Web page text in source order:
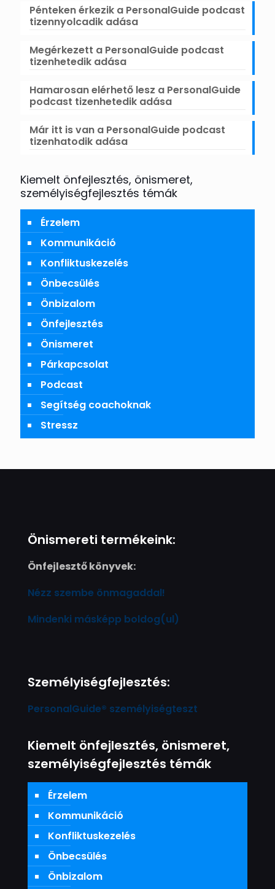
Pénteken érkezik a PersonalGuide podcast
tizennyolcadik adása
Megérkezett a PersonalGuide podcast
tizenhetedik adása
Hamarosan elérhető lesz a PersonalGuide
podcast tizenhetedik adása
Már itt is van a PersonalGuide podcast
tizenhatodik adása
Kiemelt önfejlesztés, önismeret,
személyiségfejlesztés témák
Érzelem
Kommunikáció
Konfliktuskezelés
Önbecsülés
Önbizalom
Önfejlesztés
Önismeret
Párkapcsolat
Podcast
Segítség coachoknak
Stressz
Önismereti termékeink:
Önfejlesztő könyvek:
Nézz szembe önmagaddal!
Mindenki másképp boldog(ul)
Személyiségfejlesztés:
PersonalGuide® személyiségteszt
Kiemelt önfejlesztés, önismeret,
személyiségfejlesztés témák
Érzelem
Kommunikáció
Konfliktuskezelés
Önbecsülés
Önbizalom